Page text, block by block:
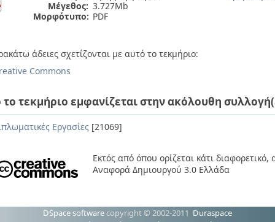
Μέγεθος: 3.727Mb
Μορφότυπο: PDF
άδειες σχετίζονται με αυτό το τεκμήριο:
Commons
το τεκμήριο εμφανίζεται στην ακόλουθη
Εργασίες [21069]
Εκτός από όπου ορίζεται κάτι
Αναφορά Δημιουργού 3.0 Ελλάδα
DSpace software copyright © 2002-2011 Duraspace